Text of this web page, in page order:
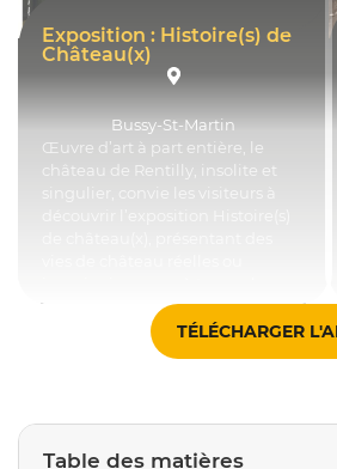
Exposition : Histoire(s) de
Château(x)
Bussy-St-Martin
Œuvre d’art à part entière, le
château de Rentilly, insolite et
singulier, convie les visiteurs à
prisme de l’art.
TÉLÉCHARGER
Table des matières